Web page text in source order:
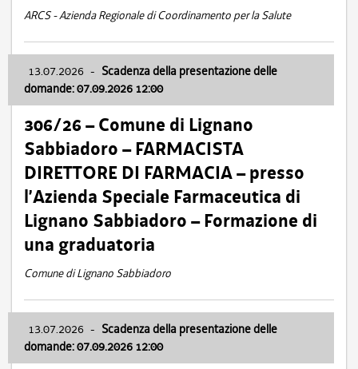
ARCS - Azienda Regionale di Coordinamento per la Salute
13.07.2026 - Scadenza della presentazione delle
domande: 07.09.2026 12:00
306/26 – Comune di Lignano
Sabbiadoro – FARMACISTA
DIRETTORE DI FARMACIA – presso
l’Azienda Speciale Farmaceutica di
Lignano Sabbiadoro – Formazione di
una graduatoria
Comune di Lignano Sabbiadoro
13.07.2026 - Scadenza della presentazione delle
domande: 07.09.2026 12:00